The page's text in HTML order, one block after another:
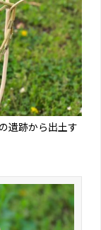
遺跡から出土す